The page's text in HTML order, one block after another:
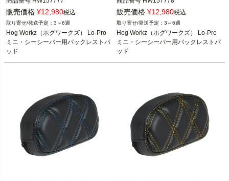
販売価格 ¥12,980税込
3～6週
Hog Workz（ホグワークズ） Lo-Pro
ミニ・シーシーバー用バックレストパ
ッド
販売価格 ¥12,980税込
3～6週
Hog Workz（ホグワークズ） Lo-Pro
ミニ・シーシーバー用バックレストパ
ッド